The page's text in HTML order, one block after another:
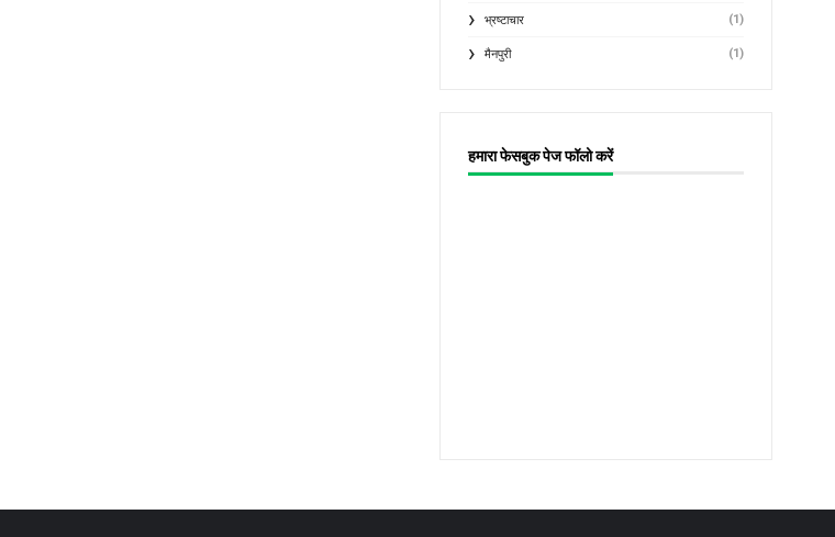
भ्रष्टाचार (1)
मैनपुरी (1)
हमारा फेसबुक पेज फॉलो करें